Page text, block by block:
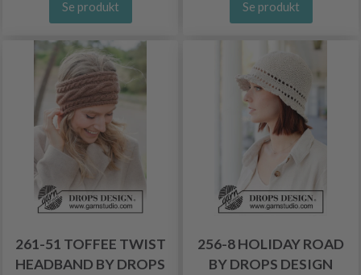
Se produkt Se produkt
261-51 TOFFEE TWIST
HEADBAND BY DROPS
256-8 HOLIDAY ROAD
BY DROPS DESIGN